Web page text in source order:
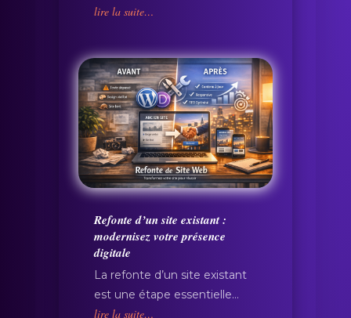
lire la suite…
Refonte d’un site existant :
modernisez votre présence
digitale
La refonte d’un site existant
est une étape essentielle…
lire la suite…